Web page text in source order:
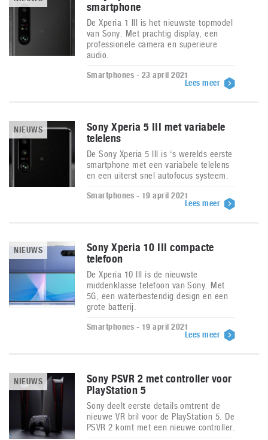
smartphone
De Xperia 1 III is het nieuwste topmodel
van Sony. Met prachtig display, een
professionele camera en superieure
audio.
Smartphones - 23 april 2021
Lees meer
NIEUWS
Sony Xperia 5 III met variabele
telelens
De Sony Xperia 5 III is ‘s werelds eerste
smartphone met een variabele telelens
en een uiterst snel autofocus systeem.
Smartphones - 19 april 2021
Lees meer
NIEUWS
Sony Xperia 10 III compacte
telefoon
De Xperia 10 III is de nieuwste
middenklasse telefoon van Sony. Met
5G, een waterbestendig design en een
grote batterij.
Smartphones - 19 april 2021
Lees meer
NIEUWS
Sony PSVR 2 met controller voor
PlayStation 5
Sony deelt eerste details omtrent de
nieuwe VR bril voor de PlayStation 5. De
PSVR 2 komt met een nieuwe controller.